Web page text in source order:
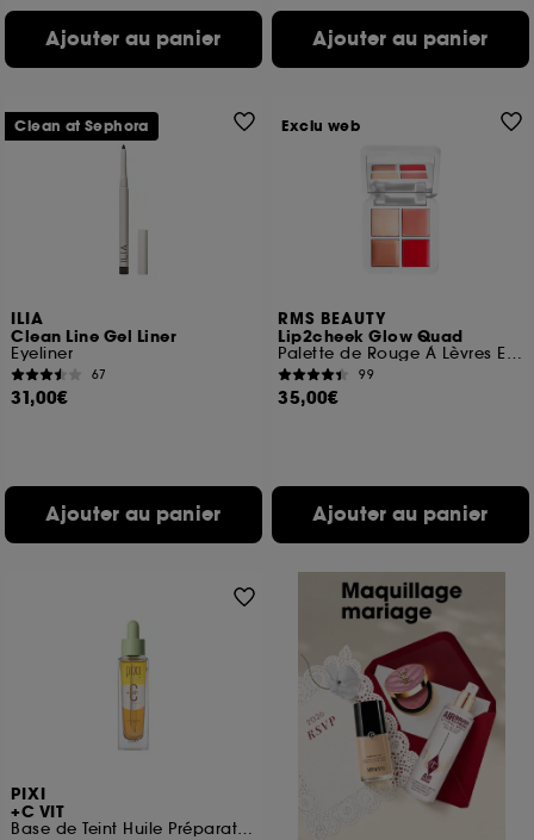
Ajouter au panier Ajouter au panier
ILIA
Clean Line Gel Liner
Eyeliner
67
31,00€
Ajouter au panier
Clean at Sephora
RMS BEAUTY
Lip2cheek Glow Quad
Palette de Rouge À Lèvres Et À Joues et Highlighter
99
35,00€
Ajouter au panier
Exclu web
PIXI
+C VIT
Base de Teint Huile Préparatrice